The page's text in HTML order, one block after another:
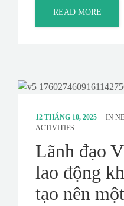
READ MORE
12 THÁNG 10, 2025 IN
ACTIVITIES
Lãnh đạo
lao động
tạo nên